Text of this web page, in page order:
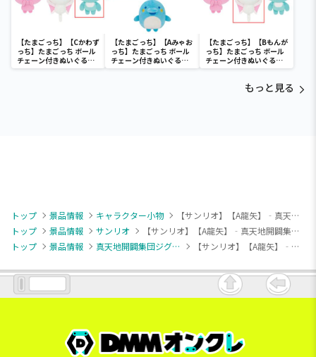
【たまごっち】【Cかわず
っち】たまごっち ボール
チェーン付きぬいぐるみ
～Tamagotchi
【たまごっち】【Aみゃお
っち】たまごっち ボール
チェーン付きぬいぐるみ
～Tamagotchi
【たまごっち】【Bもんが
っち】たまごっち ボール
チェーン付きぬいぐるみ
～Tamagotchi
もっと見る
トップ 景品情報 キャラクター小物
【サンリオ】【A龍矢】‐真天地開闢集団‐ジグザグ×サンリオキャラクターズ マスコット（EX）
トップ
景品情報 サンリオ
【サンリオ】【A龍矢】‐真天地開闢集団‐ジグザグ×サンリオキャラクターズ マスコット（EX）
トップ
景品情報 真天地開闢集団ジグザグ 【サンリオ】【A龍矢】‐真天地開闢集団‐ジグザグ×サンリオキャラクターズ マスコット（EX）